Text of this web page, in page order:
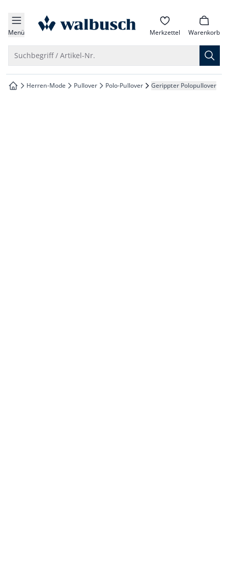
springen
springen
springen
springen
Menü zur Startseite Merkzettel Warenkorb
Suchbegriff / Artikel-Nr.
zur Startseite
Herren-Mode Pullover Polo-Pullover Gerippter Polopullover